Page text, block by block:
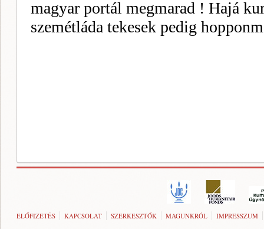
ELŐFIZETÉS KAPCSOLAT SZERKESZTŐK MAGUNKRÓL IMPRESSZUM